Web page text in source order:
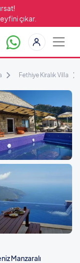
çıkar.
Fethiye Kiralık Villa
Manzaralı